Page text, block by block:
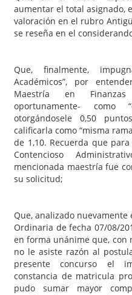
aumentar el total asignado,
valoración en el rubro
se reseña en el
Que, finalmente,
Académicos”, por
Maestría en
oportunamente-
otorgándosele 0,50
calificarla como “misma
de 1,10. Recuerda que
Contencioso
mencionada maestría fue
su solicitud;
Que, analizado nuevamente
Ordinaria de fecha 07/08/
en forma unánime que, con
no le asiste razón al
presente concurso el
constancia de matricula
pudo sumar mayor